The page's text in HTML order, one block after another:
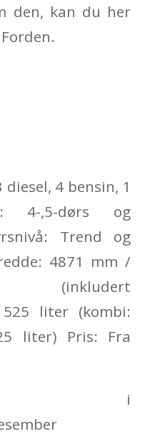
den, kan du her
4 bensin, 1
4-,5-dørs og
Trend og
4871 mm /
525 liter (kombi:
liter) Pris: Fra
i